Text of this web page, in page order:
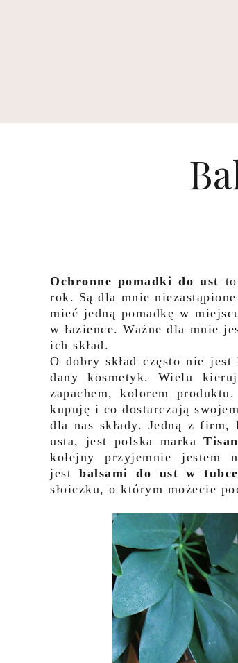
Ochronne pomadki do ust
rok. Są dla mnie
mieć jedną pomadkę w
w łazience. Ważne dla mnie
ich skład.
O dobry skład często nie
dany kosmetyk. Wielu
zapachem, kolorem
kupuję i co dostarczają
dla nas składy. Jedną z
usta, jest polska marka
kolejny przyjemnie jestem
jestbalsami do ust w tubce
słoiczku, o którym możecie